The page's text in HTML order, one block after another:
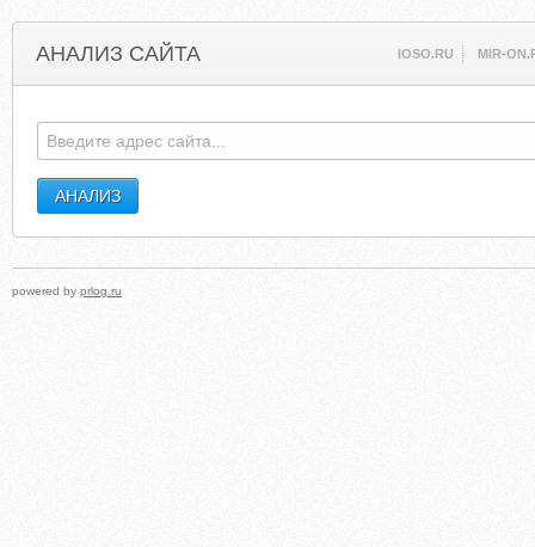
АНАЛИЗ САЙТА IOSO.RU MIR-
powered by prlog.ru